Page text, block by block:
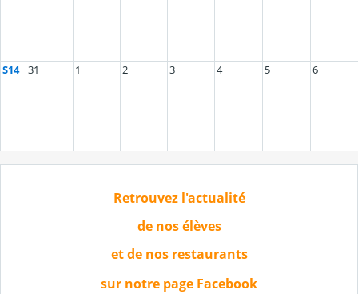
S14 31 1 2 3 4 5 6
Retrouvez l'actualité
de nos élèves
et de nos restaurants
sur notre page Facebook